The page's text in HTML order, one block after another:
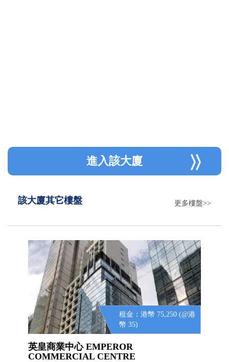
進入該大廈
該大廈其它樓盤 更多樓盤>>
租金：港幣 75,250 (@港
幣 35)
英皇商業中心 EMPEROR
COMMERCIAL CENTRE